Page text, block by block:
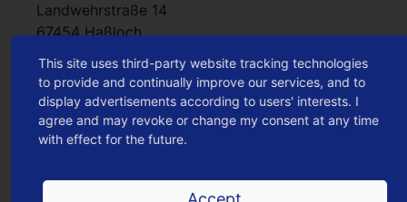
Landwehrstraße 14
67454 Haßloch
HIER KANNST DU DEN DEIN HASSLOCH G
UTSCHEIN
EINLÖSEN
This site uses third-party website tracking technologies
to provide and continually improve our services, and to
display advertisements according to users' interests. I
agree and may revoke or change my consent at any time
with effect for the future.